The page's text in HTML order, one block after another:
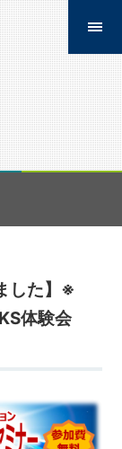
した】※
体験会